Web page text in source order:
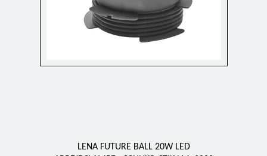
LENA FUTURE BALL 20W LED